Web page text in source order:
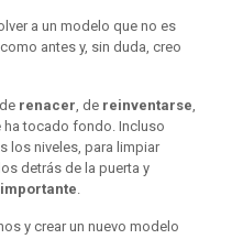
a un modelo que no es
antes y, sin duda, creo
de renacer, dereinventarse,
ha tocado fondo. Incluso
los niveles, para limpiar
detrás de la puerta y
.
y crear un nuevo modelo